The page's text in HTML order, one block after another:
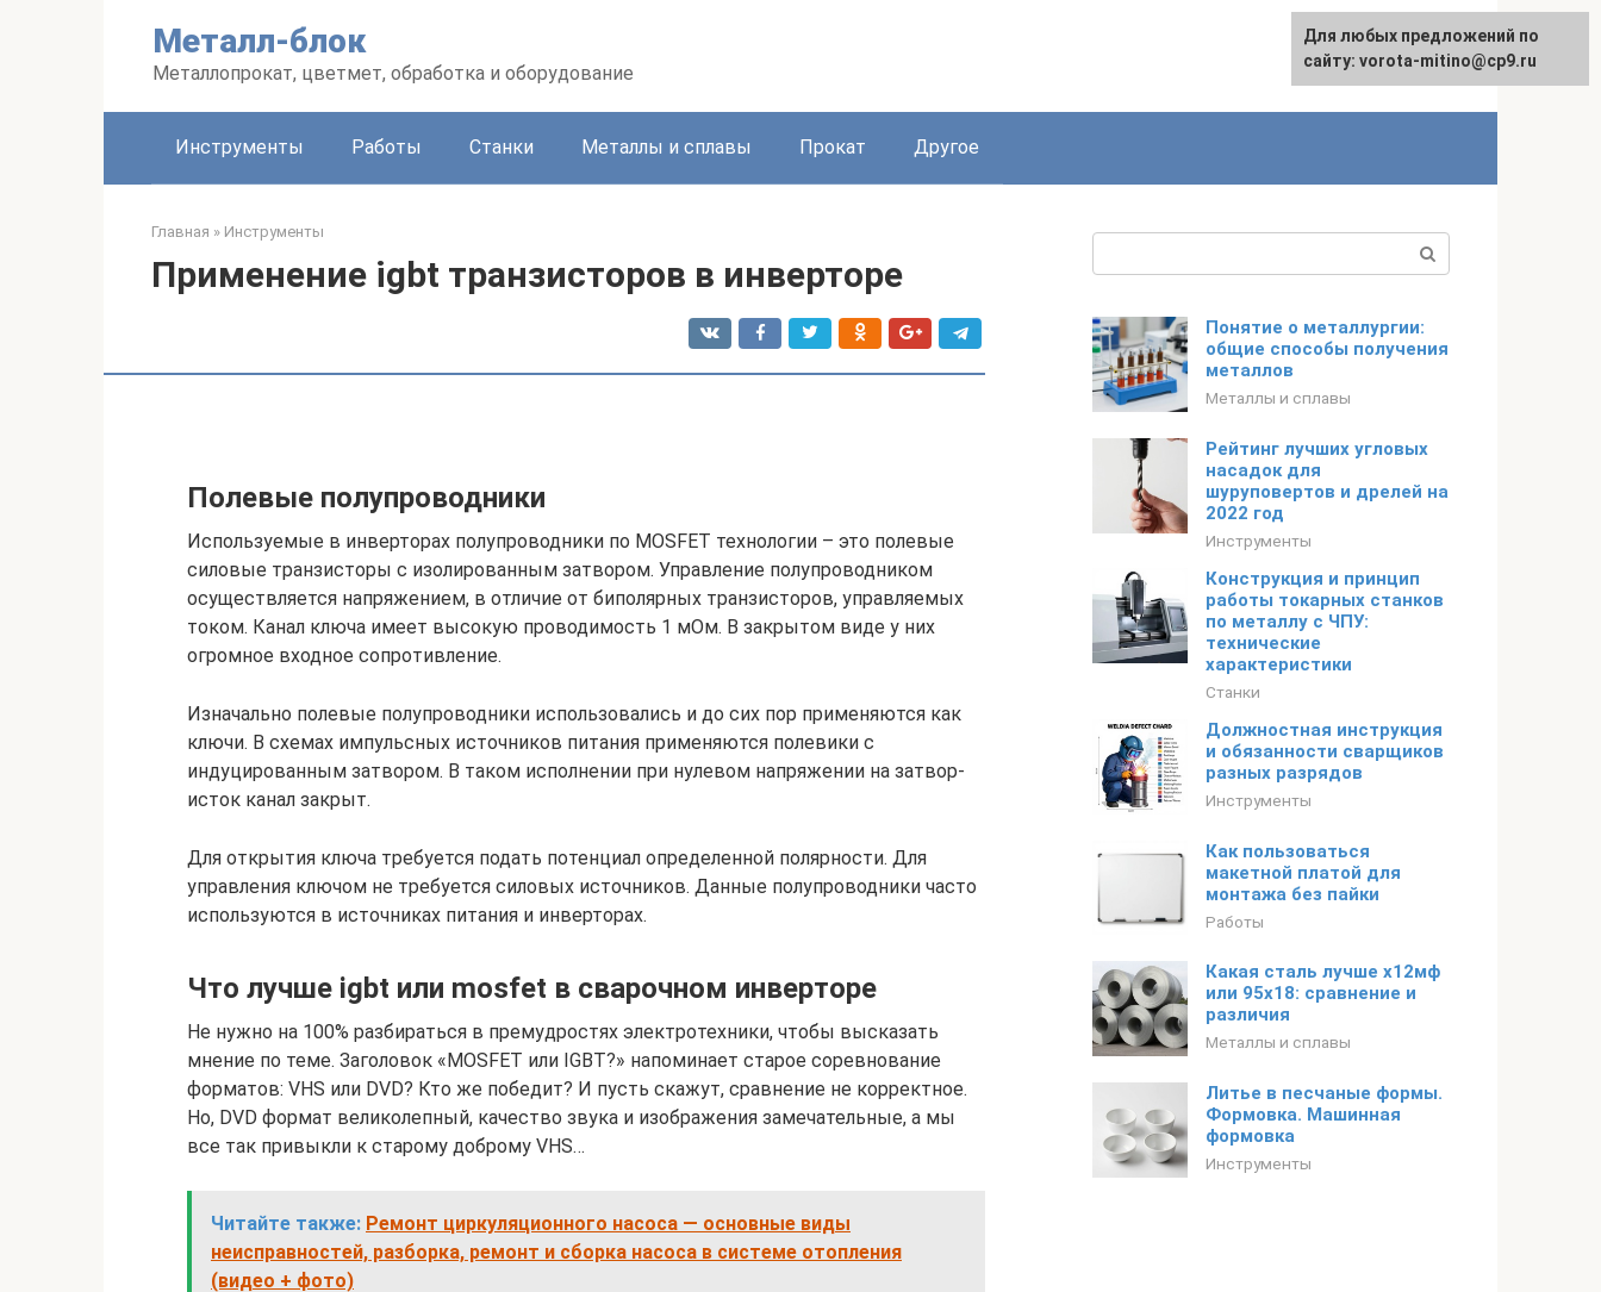
Металл-блок
Металлопрокат, цветмет, обработка и оборудование
Инструменты Работы Станки Металлы и сплавы Прокат Другое
Главная » Инструменты
Применение igbt транзисторов в инверторе
Полевые полупроводники
Используемые в инверторах полупроводники по MOSFET технологии – это полевые
силовые транзисторы с изолированным затвором. Управление полупроводником
осуществляется напряжением, в отличие от биполярных транзисторов, управляемых
током. Канал ключа имеет высокую проводимость 1 мОм. В закрытом виде у них
огромное входное сопротивление.
Изначально полевые полупроводники использовались и до сих пор применяются как
ключи. В схемах импульсных источников питания применяются полевики с
индуцированным затвором. В таком исполнении при нулевом напряжении на затвор-
исток канал закрыт.
Для открытия ключа требуется подать потенциал определенной полярности. Для
управления ключом не требуется силовых источников. Данные полупроводники часто
используются в источниках питания и инверторах.
Что лучше igbt или mosfet в сварочном инверторе
Не нужно на 100% разбираться в премудростях электротехники, чтобы высказать
мнение по теме. Заголовок «MOSFET или IGBT?» напоминает старое соревнование
форматов: VHS или DVD? Кто же победит? И пусть скажут, сравнение не корректное.
Но, DVD формат великолепный, качество звука и изображения замечательные, а мы
все так привыкли к старому доброму VHS…
Читайте также: Ремонт циркуляционного насоса — основные виды
неисправностей, разборка, ремонт и сборка насоса в системе отопления
(видео + фото)
Понятие о металлургии:
общие способы получения
металлов
Металлы и сплавы
Рейтинг лучших угловых
насадок для
шуруповертов и дрелей на
2022 год
Инструменты
Конструкция и принцип
работы токарных станков
по металлу с ЧПУ:
технические
характеристики
Станки
Должностная инструкция
и обязанности сварщиков
разных разрядов
Инструменты
Как пользоваться
макетной платой для
монтажа без пайки
Работы
Какая сталь лучше х12мф
или 95х18: сравнение и
различия
Металлы и сплавы
Литье в песчаные формы.
Формовка. Машинная
формовка
Инструменты
Для любых предложений по
сайту: vorota-mitino@cp9.ru